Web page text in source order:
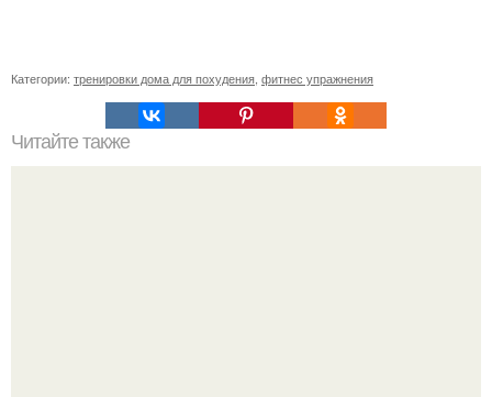
Категории: тренировки дома для похудения фитнес упражнения
Читайте также